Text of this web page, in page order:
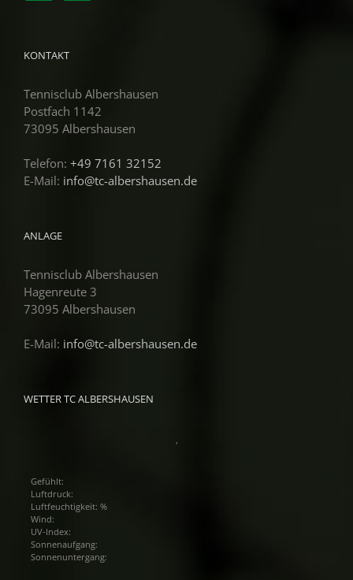
KONTAKT
Tennisclub Albershausen
Postfach 1142
73095 Albershausen
Telefon: +49 7161 32152
E-Mail: info@tc-albershausen.de
ANLAGE
Tennisclub Albershausen
Hagenreute 3
73095 Albershausen
E-Mail: info@tc-albershausen.de
WETTER TC ALBERSHAUSEN
Gefühlt:
Luftdruck:
Luftfeuchtigkeit: %
Wind:
UV-Index:
Sonnenaufgang:
Sonnenuntergang: